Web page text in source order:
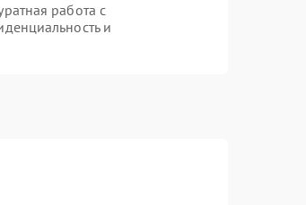
работа с
и